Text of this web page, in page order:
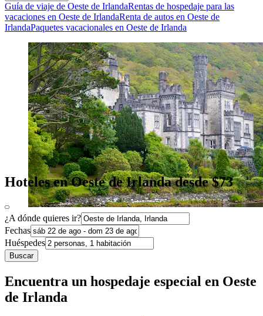
Guía de viaje de Oeste de IrlandaRentas de hospedaje para las
vacaciones en Oeste de IrlandaRenta de autos en Oeste de
IrlandaPaquetes vacacionales en Oeste de Irlanda
Hoteles en Oeste de Irlanda desde $73
¿A dónde quieres ir?
Fechas
Huéspedes
Buscar
Encuentra un hospedaje especial en Oeste
de Irlanda